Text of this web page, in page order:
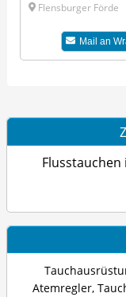
Flensburger Förde
Mail an
Flusstauchen
Atemregler,